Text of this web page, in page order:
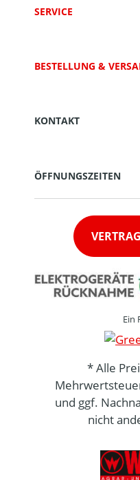
SERVICE
BESTELLUNG &
KONTAKT
ÖFFNUNGSZEITEN
Ein
* Alle
und ggf.
nicht